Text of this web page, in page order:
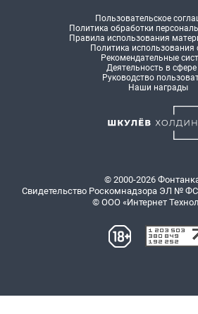
Пользовательское
Политика обработки
Правила использования
Политика использования
Рекомендательные
Деятельность в
Руководство
Наши награды
© 2000-2026
Свидетельство Роскомнадзора ЭЛ № ФС
© ООО «Интернет